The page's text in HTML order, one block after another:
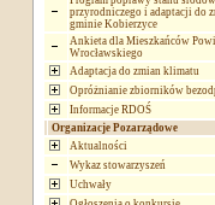
przyrodniczego i adaptacji do
gminie Kobierzyce
Ankieta dla Mieszkańców
Wrocławskiego
Adaptacja do zmian klimatu
Opróżnianie zbiorników
Informacje RDOŚ
Organizacje Pozarządowe
Aktualności
Wykaz stowarzyszeń
Uchwały